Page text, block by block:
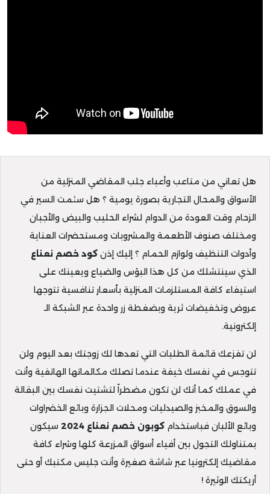
هل تعاني من متاعب وأعباء جلب المقاضي المنزلية من
الأسواق والمحال التجارية بصورة يومية ؟ هل سئمت السير في
الزحام وقت العودة من الدوام لشراء الحليب والبيض والأجبان
ومختلف صنوف الأطعمة والمشروبات ومستحضرات العناية
وأدوات التنظيف ولوازم الحمام ؟ إليك إذن كود خصم نعناع
الذي سينتشلك من كل هذا البؤس والضياع ويعينك على
استيفاء كافة المستلزمات المنزلية بأسعار تنافسية تتوجها
عروض وتخفيضات ثرية وبضغطة زر واحدة عبر الشبكة الـ
إلكترونية.
لن تفزعك قائمة الطلبات التي تعدها لك زوجتك بعد اليوم ولن
تتوجس في نفسك خيفة عندما تصلك مكالماتها الهاتفية وأنت
في عملك كما أنك لن تكون مضطراً لتشتيت نفسك بين البقالة
والسوق والمخبز والصيدليات ومحلات الجزارة وبائع الخضراوات
وبائع الألبان فباستخدام كوبون خصم نعناع 2024
سيكون
بمتناولك التجول بين أفياء أسواق المزرعة كلها وشراء كافة
مقاضيك إلكترونيا عبر شاشة صغيرة وأنت جليس مكتبك أو حتى
أريكتك الوثيرة !